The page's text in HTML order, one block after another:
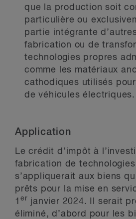
que la production soit
particulière ou
partie intégrante
fabrication ou de
technologies propres
comme les matériaux
cathodiques utilisés
de véhicules électriques.
Application
Le crédit d’impôt à
fabrication de
s’appliquerait aux biens
prêts pour la mise en
1 er janvier 2024. Il serait
éliminé, d’abord pour les